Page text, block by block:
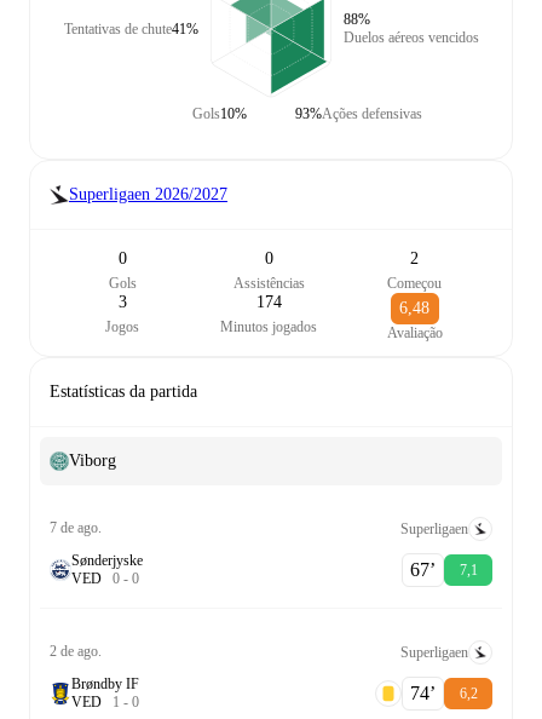
Tentativas de chute41%
Gols10%
Duelos aéreos vencidos
88%
Ações defensivas
93%
Superligaen 2026/2027
0
Gols
0
Assistências
2
Começou
3
Jogos
174
Minutos jogados
6,48
Avaliação
Estatísticas da partida
Viborg
7 de ago.
Superligaen
Sønderjyske
VED 0 - 0 67‎’‎ 7,1
2 de ago.
Superligaen
Brøndby IF
VED 1 - 0 74‎’‎ 6,2